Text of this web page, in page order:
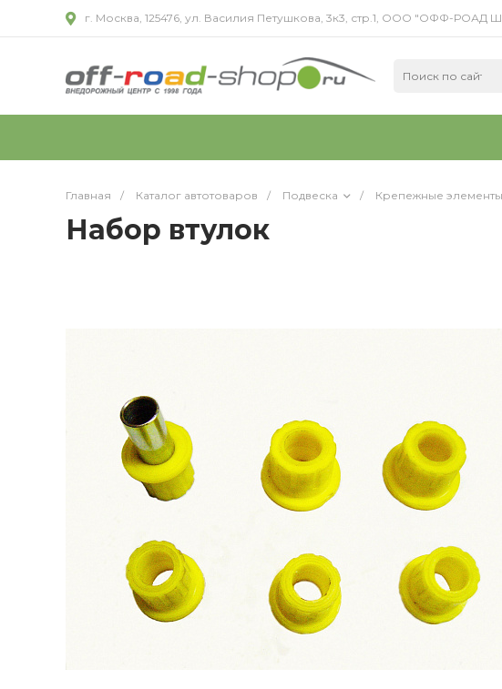
г. Москва, 125476, ул. Василия Петушкова, 3к3, стр.1, ООО "ОФФ-РОАД
Главная / Каталог автотоваров / Подвеска / Крепежные
Набор втулок